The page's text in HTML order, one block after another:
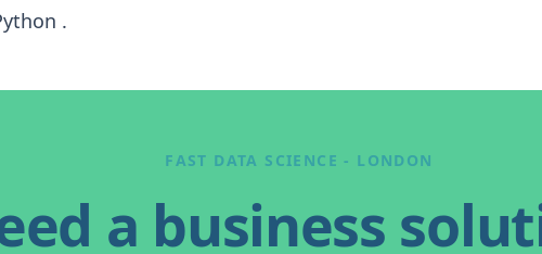
.
FAST DATA SCIENCE - LONDON
a business